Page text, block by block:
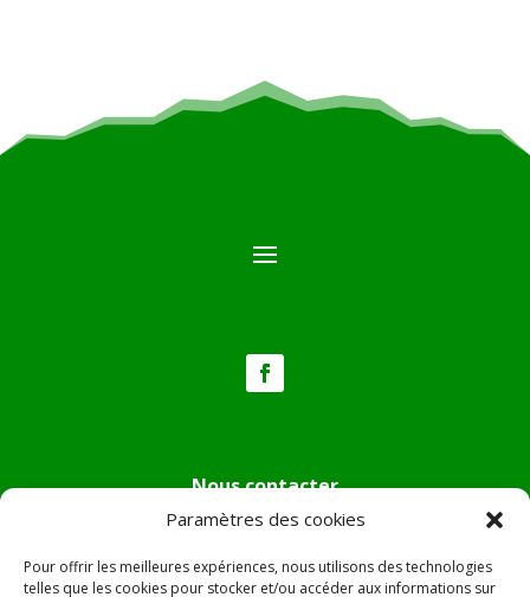
Paramètres des cookies
Pour offrir les meilleures expériences, nous utilisons des technologies
telles que les cookies pour stocker et/ou accéder aux informations sur
Nous contacter
Tél :04.95.36.24.02
Mail:
mairie.pietradiverde@wanadoo.fr
Adresse :Hôtel de ville de Pietra di Verde